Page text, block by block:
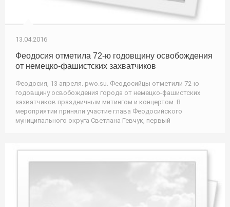
13.04.2016
Феодосия отметила 72-ю годовщину освобождения
от немецко-фашистских захватчиков
Феодосия, 13 апреля. pwo.su. Феодосийцы отметили 72-ю
годовщину освобождения города от немецко-фашистских
захватчиков праздничным митингом и концертом. В
мероприятии приняли участие глава Феодосийского
муниципального округа Светлана Гевчук, первый